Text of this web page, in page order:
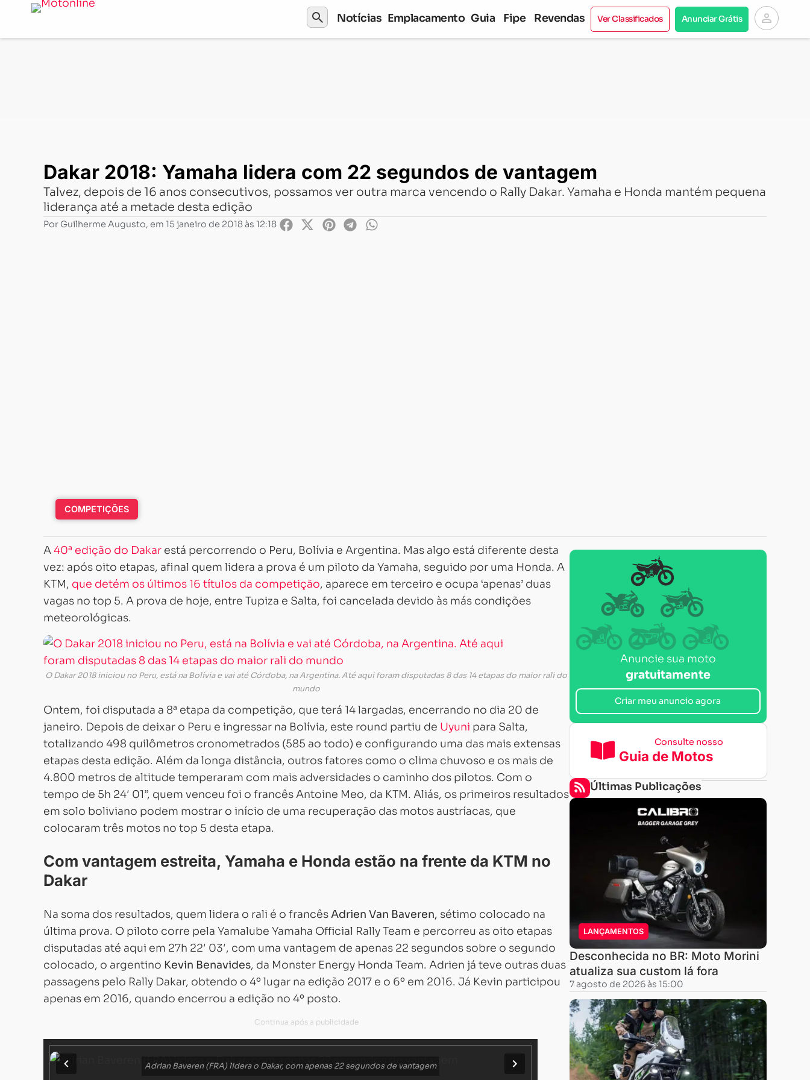
search Notícias Emplacamento Guia Fipe Revendas Ver Classificados Anunciar Grátis person
Dakar 2018: Yamaha lidera com 22 segundos de vantagem
Dakar 2018: Yamaha lidera com 22 segundos de vantagem
Talvez, depois de 16 anos consecutivos, possamos ver outra marca vencendo o Rally Dakar. Yamaha e Honda mantém pequena
liderança até a metade desta edição
Por Guilherme Augusto, em 15 janeiro de 2018 às 12:18
COMPETIÇÕES
A 40ª edição do Dakar está percorrendo o Peru, Bolívia e Argentina. Mas algo está diferente desta
vez: após oito etapas, afinal quem lidera a prova é um piloto da Yamaha, seguido por uma Honda. A
KTM, que detém os últimos 16 títulos da competição, aparece em terceiro e ocupa ‘apenas’ duas
vagas no top 5. A prova de hoje, entre Tupiza e Salta, foi cancelada devido às más condições
meteorológicas.
O Dakar 2018 iniciou no Peru, está na Bolívia e vai até Córdoba, na Argentina. Até aqui foram disputadas 8 das 14 etapas do maior rali do
mundo
Ontem, foi disputada a 8ª etapa da competição, que terá 14 largadas, encerrando no dia 20 de
janeiro. Depois de deixar o Peru e ingressar na Bolívia, este round partiu de Uyuni para Salta,
totalizando 498 quilômetros cronometrados (585 ao todo) e configurando uma das mais extensas
etapas desta edição. Além da longa distância, outros fatores como o clima chuvoso e os mais de
4.800 metros de altitude temperaram com mais adversidades o caminho dos pilotos. Com o
tempo de 5h 24′ 01”, quem venceu foi o francês Antoine Meo, da KTM. Aliás, os primeiros resultados
em solo boliviano podem mostrar o início de uma recuperação das motos austríacas, que
colocaram três motos no top 5 desta etapa.
Com vantagem estreita, Yamaha e Honda estão na frente da KTM no
Dakar
Na soma dos resultados, quem lidera o rali é o francêsAdrien Van Baveren, sétimo colocado na
última prova. O piloto corre pela Yamalube Yamaha Official Rally Team e percorreu as oito etapas
disputadas até aqui em 27h 22′ 03′, com uma vantagem de apenas 22 segundos sobre o segundo
colocado, o argentino Kevin Benavides, da Monster Energy Honda Team. Adrien já teve outras duas
passagens pelo Rally Dakar, obtendo o 4º lugar na edição 2017 e o 6º em 2016. Já Kevin participou
apenas em 2016, quando encerrou a edição no 4º posto.
Adrian Baveren (FRA) lidera o Dakar, com apenas 22 segundos de vantagem
Anuncie sua moto
gratuitamente
Criar meu anuncio agora
Consulte nosso
Guia de Motos
Últimas Publicações
LANÇAMENTOS
Desconhecida no BR: Moto Morini
atualiza sua custom lá fora
7 agosto de 2026 às 15:00